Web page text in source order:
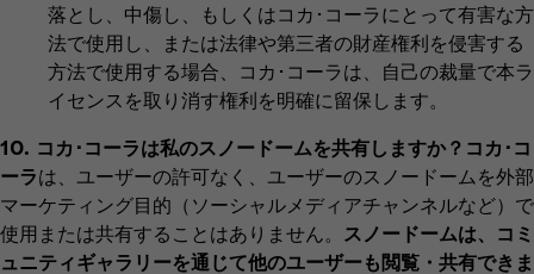
落とし、中傷し、もしくはコカ･コーラにとって有害な方
法で使用し、または法律や第三者の財産権利を侵害する
方法で使用する場合、コカ･コーラは、自己の裁量で本ラ
イセンスを取り消す権利を明確に留保します。
10. コカ･コーラは私のスノードームを共有しますか？コカ･コ
ーラは、ユーザーの許可なく、ユーザーのスノードームを外部
マーケティング目的（ソーシャルメディアチャンネルなど）で
使用または共有することはありません。
スノードームは、コミ
ュニティギャラリーを通じて他のユーザーも閲覧・共有できま